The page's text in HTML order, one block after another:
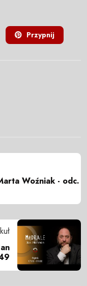
Przypnij
Woźniak - odc.